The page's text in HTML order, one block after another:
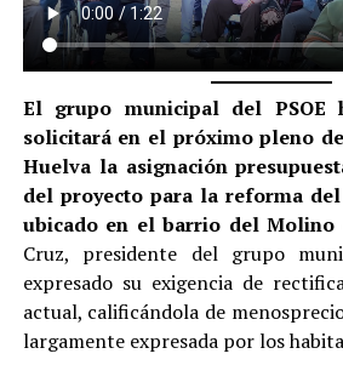
El grupo municipal del PSOE
solicitará en el próximo pleno
Huelva la asignación
del proyecto para la reforma
ubicado en el barrio del Molino
Cruz, presidente del grupo
expresado su exigencia de
actual, calificándola de
largamente expresada por los